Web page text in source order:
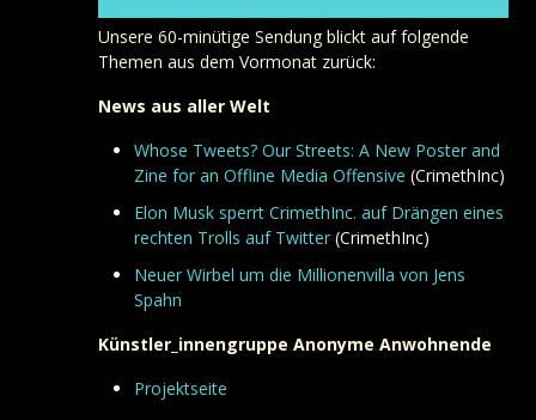
Unsere 60-minütige Sendung blickt auf folgende
Themen aus dem Vormonat zurück:
News aus aller Welt
Whose Tweets? Our Streets: A New Poster and
Zine for an Offline Media Offensive (CrimethInc)
Elon Musk sperrt CrimethInc. auf Drängen eines
rechten Trolls auf Twitter (CrimethInc)
Neuer Wirbel um die Millionenvilla von Jens
Spahn
Künstler_innengruppe Anonyme Anwohnende
Projektseite